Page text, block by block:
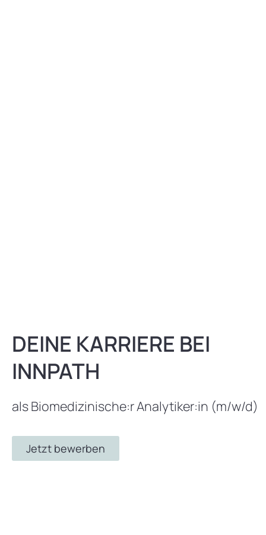
DEINE KARRIERE BEI
INNPATH
als Biomedizinische:r Analytiker:in (m/w/d)
Jetzt bewerben